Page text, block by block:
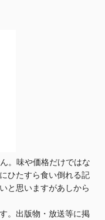
。味や価格だけではな
ひたすら食い倒れる記
と思いますがあしから
。出版物・放送等に掲